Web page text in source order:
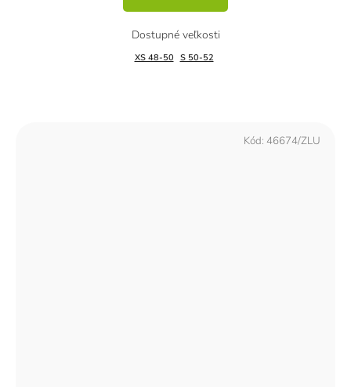
XS 48-50 S 50-52
Kód: 46674/ZLU